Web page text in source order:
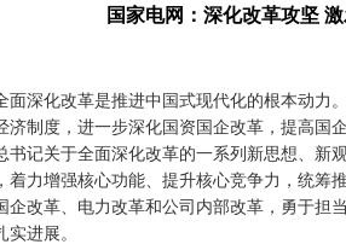
国家电网：深化改革攻坚
化改革是推进中国式现代化的根本动力
济制度，进一步深化国资国企改革，提高国
书记关于全面深化改革的一系列新思想、新
着力增强核心功能、提升核心竞争力，统筹
企改革、电力改革和公司内部改革，勇于担
实进展。